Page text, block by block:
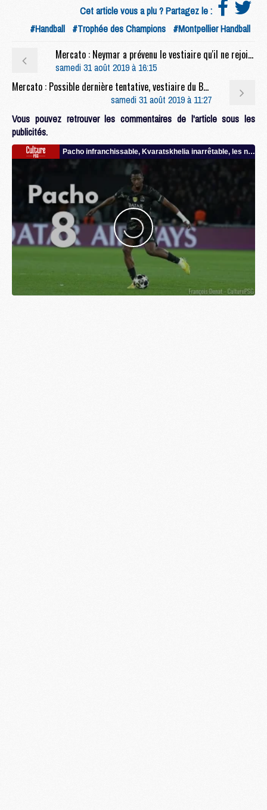
Cet article vous a plu ? Partagez le :
#Handball #Trophée des Champions #Montpellier Handball
Mercato : Neymar a prévenu le vestiaire qu'il ne rejoindrait pas Barcelone (RAC1)
samedi 31 août 2019 à 16:15
Mercato : Possible dernière tentative, vestiaire du Barça informé, Rakitic et Todibo OK, les derniers échos du dossier Neymar
samedi 31 août 2019 à 11:27
Vous pouvez retrouver les commentaires de l'article sous les
publicités.